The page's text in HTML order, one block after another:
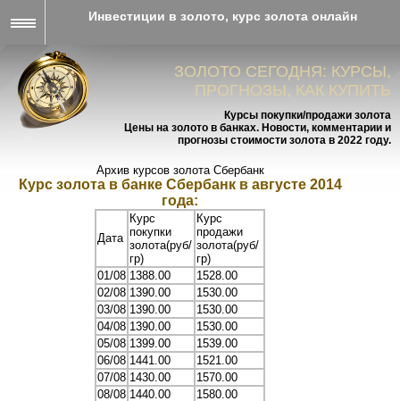
Инвестиции в золото, курс золота онлайн
ЗОЛОТО СЕГОДНЯ: КУРСЫ,
ПРОГНОЗЫ, КАК КУПИТЬ
Курсы покупки/продажи золота
Цены на золото в банках. Новости, комментарии и
прогнозы стоимости золота в 2022 году.
Архив курсов золота Сбербанк
Курс золота в банке Сбербанк в августе 2014
года:
Дата
Курс
покупки
золота(руб/
гр)
Курс
продажи
золота(руб/
гр)
01/08 1388.00
1528.00
02/08 1390.00
1530.00
03/08 1390.00
1530.00
04/08 1390.00
1530.00
05/08 1399.00
1539.00
06/08 1441.00
1521.00
07/08 1430.00
1570.00
08/08 1440.00
1580.00